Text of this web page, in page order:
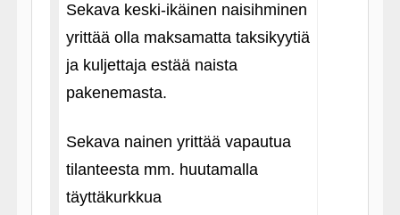
Sekava keski-ikäinen naisihminen
yrittää olla maksamatta taksikyytiä
ja kuljettaja estää naista
pakenemasta.
Sekava nainen yrittää vapautua
tilanteesta mm. huutamalla
täyttäkurkkua